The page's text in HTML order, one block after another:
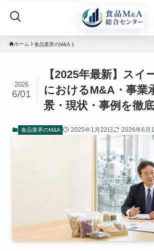
ホーム 食品業界のM&A
【2025年最新】スイ
におけるM&A・事業
景・現状・事例を徹
2026
6/01
食品業界のM&A 2025年1月22日 2026年6月